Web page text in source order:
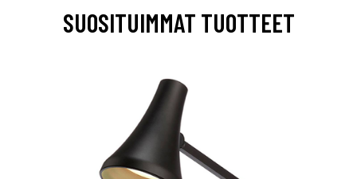
SUOSITUIMMAT TUOTTEET